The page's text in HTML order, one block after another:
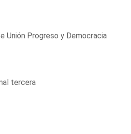
Unión Progreso y Democracia
tercera